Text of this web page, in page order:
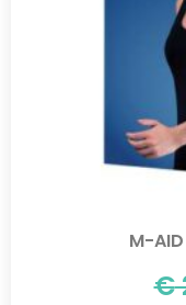
M-AID
€